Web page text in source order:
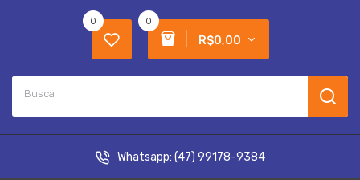
0
R$0,00
0
Whatsapp: (47) 99178-9384